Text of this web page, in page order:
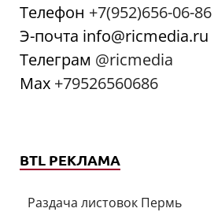
Телефон +7(952)656-06-86
Э-почта info@ricmedia.ru
Телеграм @ricmedia
Мах +79526560686
BTL РЕКЛАМА
Раздача листовок Пермь